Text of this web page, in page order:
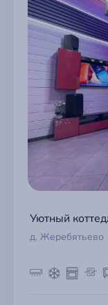
Уютный
д. Жеребятьево